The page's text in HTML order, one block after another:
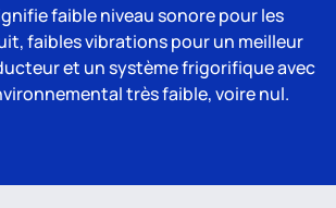
faible niveau sonore pour les
faibles vibrations pour un meilleur
et un système frigorifique avec
très faible, voire nul.